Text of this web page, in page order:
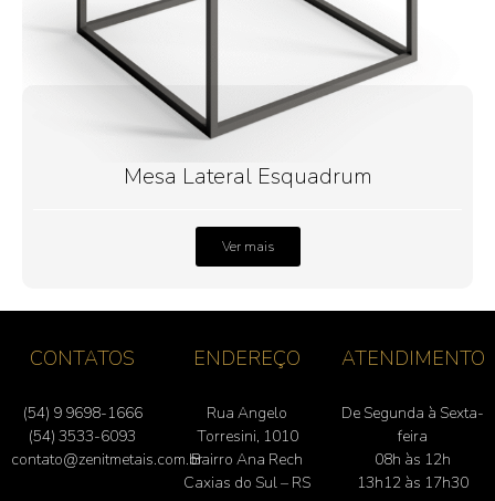
Mesa Lateral Esquadrum
Ver mais
CONTATOS
(54) 9 9698-1666
(54) 3533-6093
contato@zenitmetais.com.br
ENDEREÇO
Rua Angelo
Torresini, 1010
Bairro Ana Rech
Caxias do Sul – RS
ATENDIMENTO
De Segunda à Sexta-
feira
08h às 12h
13h12 às 17h30